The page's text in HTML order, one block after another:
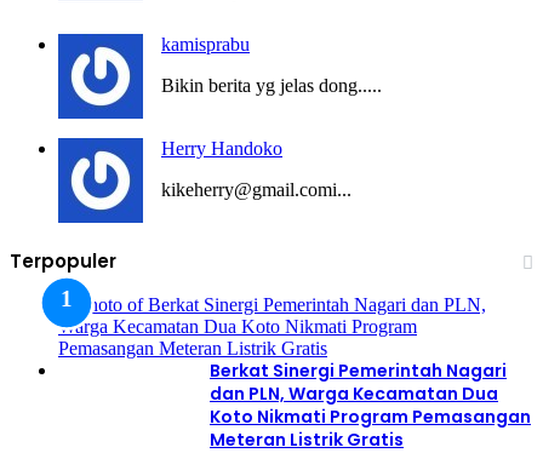
kamisprabu
Bikin berita yg jelas dong.....
Herry Handoko
kikeherry@gmail.comi...
Terpopuler
Berkat Sinergi Pemerintah Nagari
dan PLN, Warga Kecamatan Dua
Koto Nikmati Program Pemasangan
Meteran Listrik Gratis